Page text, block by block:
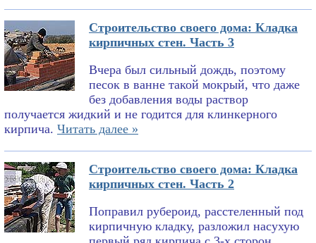
Строительство своего дома: Кладка
кирпичных стен. Часть 3
Вчера был сильный дождь, поэтому
песок в ванне такой мокрый, что даже
без добавления воды раствор
получается жидкий и не годится для клинкерного
кирпича. Читать далее »
Строительство своего дома: Кладка
кирпичных стен. Часть 2
Поправил рубероид, расстеленный под
кирпичную кладку, разложил насухую